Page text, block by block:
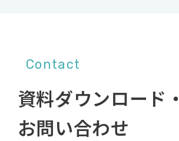
Contact
資料ダウンロード・
お問い合わせ